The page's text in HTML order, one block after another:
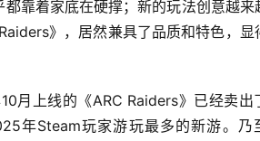
靠着家底在硬撑；新的玩法创意越来
》，居然兼具了品质和特色，显
月上线的《ARC Raiders》已经卖出
年Steam玩家游玩最多的新游。乃